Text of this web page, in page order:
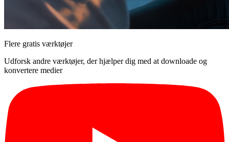
Flere gratis værktøjer
Udforsk andre værktøjer, der hjælper dig med at downloade og
konvertere medier